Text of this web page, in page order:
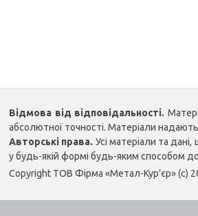
Відмова від відповідальності.
абсолютної точності. Матеріали
Авторські права. Усі матеріали та
у будь-якій формі будь-яким способом
Copyright ТОВ Фірма «Метал-Кур’єр» (c)